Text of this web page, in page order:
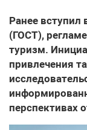
Ранее вступил
(ГОСТ),
туризм.
привлечения
перспективах